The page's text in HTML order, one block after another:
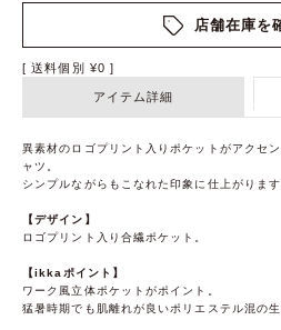
店舗在庫を
送料個別 ¥0
アイテム詳細
異素材のロゴプリント入りポケットがアクセ
ャツ。
シンプルながらもこなれた印象に仕上がります
【デザイン】
ロゴプリント入り合繊ポケット。
【ikkaポイント】
ワーク風立体ポケットがポイント。
猛暑時期でも肌離れが良いポリエステル混の